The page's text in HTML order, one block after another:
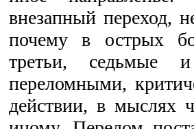
внезапный переход,
почему в острых
третьи, седьмые
переломными,
действии, в мыслях